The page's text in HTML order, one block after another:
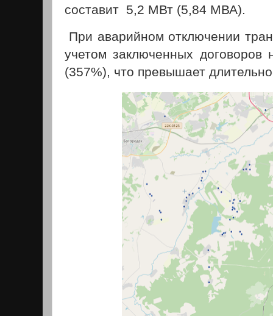
составит 5,2 МВт (5,84 МВА).
При аварийном отключении
учетом заключенных договоров
(357%), что превышает